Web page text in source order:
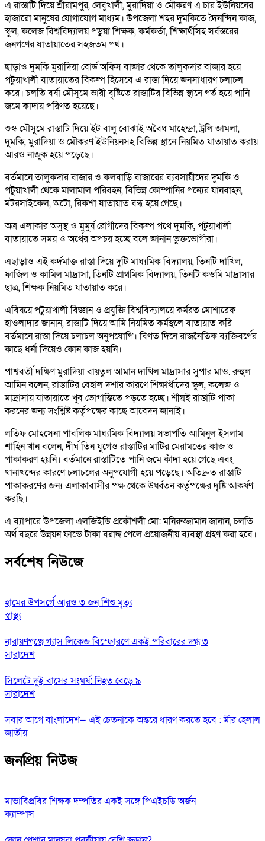
এ রাস্তাটি দিয়ে শ্রীরামপুর, লেবুখালী, মুরাদিয়া ও মৌকরণ এ চার ইউনিয়নের
হাজারো মানুষের যোগাযোগ মাধ্যম। উপজেলা শহর দুমকিতে দৈনন্দিন কাজ,
স্কুল, কলেজ বিশ্ববিদ্যালয় পড়ুয়া শিক্ষক, কর্মকর্তা, শিক্ষার্থীসহ সর্বস্তরের
জনগণের যাতায়াতের সহজতম পথ।
ছাড়াও দুমকি মুরাদিয়া বোর্ড অফিস বাজার থেকে তালুকদার বাজার হয়ে
পটুয়াখালী যাতায়াতের বিকল্প হিসেবে এ রাস্তা দিয়ে জনসাধারণ চলাচল
করে। চলতি বর্ষা মৌসুমে ভারী বৃষ্টিতে রাস্তাটির বিভিন্ন স্থানে গর্ত হয়ে পানি
জমে কাদায় পরিণত হয়েছে।
শুস্ক মৌসুমে রাস্তাটি দিয়ে ইট বালু বোঝাই অবৈধ মাহেন্দ্রা, ট্রলি জামলা,
দুমকি, মুরাদিয়া ও মৌকরণ ইউনিয়নসহ বিভিন্ন স্থানে নিয়মিত যাতায়াত করায়
আরও নাজুক হয়ে পড়েছে।
বর্তমানে তালুকদার বাজার ও কলবাড়ি বাজারের ব্যবসায়ীদের দুমকি ও
পটুয়াখালী থেকে মালামাল পরিবহন, বিভিন্ন কোম্পানির পন্যের যানবাহন,
মটরসাইকেল, অটো, রিকশা যাতায়াত বন্ধ হয়ে গেছে।
অত্র এলাকার অসুস্থ ও মুমুর্ষ রোগীদের বিকল্প পথে দুমকি, পটুয়াখালী
যাতায়াতে সময় ও অর্থের অপচয় হচ্ছে বলে জানান ভুক্তভোগীরা।
এছাড়াও এই কর্দমাক্ত রাস্তা দিয়ে দুটি মাধ্যমিক বিদ্যালয়, তিনটি দাখিল,
ফাজিল ও কামিল মাদ্রাসা, তিনটি প্রাথমিক বিদ্যালয়, তিনটি ক‌ওমি মাদ্রাসার
ছাত্র, শিক্ষক নিয়মিত যাতায়াত করে।
এবিষয়ে পটুয়াখালী বিজ্ঞান ও প্রযুক্তি বিশ্ববিদ্যালয়ে কর্মরত মোশারেফ
হাওলাদার জানান, রাস্তাটি দিয়ে আমি নিয়মিত কর্মস্থলে যাতায়াত করি
বর্তমানে রাস্তা দিয়ে চলাচল অনুপযোগি। বিগত দিনে রাজনৈতিক ব্যক্তিবর্গের
কাছে ধর্না দিয়েও কোন কাজ হয়নি।
পাশ্ববর্তী দক্ষিণ মুরাদিয়া বায়তুল আমান দাখিল মাদ্রাসার সুপার মাও. রুহুল
আমিন বলেন, রাস্তাটির বেহাল দশার কারণে শিক্ষার্থীদের স্কুল, কলেজ ও
মাদ্রাসায় যাতায়াতে খুব ভোগান্তিতে পড়তে হচ্ছে। শীঘ্রই রাস্তাটি পাকা
করনের জন্য সংশ্লিষ্ট কর্তৃপক্ষের কাছে আবেদন জানাই।
লতিফ মোহসেনা পাবলিক মাধ্যমিক বিদ্যালয় সভাপতি আমিনুল ইসলাম
শাহিন খান বলেন, দীর্ঘ তিন যুগেও রাস্তাটির মাটির মেরামতের কাজ ও
পাকাকরণ হয়নি। বর্তমানে রাস্তাটিতে পানি জমে কাঁদা হয়ে গেছে এবং
খানাখন্দের কারণে চলাচলের অনুপযোগী হয়ে পড়েছে। অতিদ্রুত রাস্তাটি
পাকাকরণের জন্য এলাকাবাসীর পক্ষ থেকে উর্ধ্বতন কর্তৃপক্ষের দৃষ্টি আকর্ষণ
করছি।
এ ব্যাপারে উপজেলা এলজিইডি প্রকৌশলী মো: মনিরুজ্জামান জানান, চলতি
অর্থ বছরে উন্নয়ন ফান্ডে টাকা বরাদ্দ পেলে প্রয়োজনীয় ব্যবস্থা গ্রহণ করা হবে।
সর্বশেষ নিউজে
হামের উপসর্গে আরও ৩ জন শিশু মৃত্যু
স্বাস্থ্য
নারায়ণগঞ্জে গ্যাস লিকেজ বিস্ফোরণে একই পরিবারের দগ্ধ ৩
সারাদেশ
সিলেটে দুই বাসের সংঘর্ষ: নিহত বেড়ে ৯
সারাদেশ
সবার আগে বাংলাদেশ— এই চেতনাকে অন্তরে ধারণ করতে হবে : মীর হেলাল
জাতীয়
জনপ্রিয় নিউজ
মাভাবিপ্রবির শিক্ষক দম্পতির একই সঙ্গে পিএইচডি অর্জন
ক্যাম্পাস